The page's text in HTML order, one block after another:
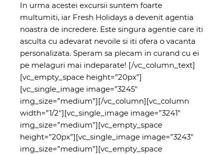
In urma acestei excursii suntem foarte
multumiti, iar Fresh Holidays a devenit agentia
noastra de incredere. Este singura agentie care iti
asculta cu adevarat nevoile si iti ofera o vacanta
personalizata. Speram sa plecam in curand cu ei
pe melaguri mai indeparate! [/vc_column_text]
[vc_empty_space height=”20px”]
[vc_single_image image=”3245″
img_size=”medium”][/vc_column][vc_column
width=”1/2″][vc_single_image image=”3241″
img_size=”medium”][vc_empty_space
height=”20px”][vc_single_image image=”3243″
img_size=”medium”][vc_empty_space